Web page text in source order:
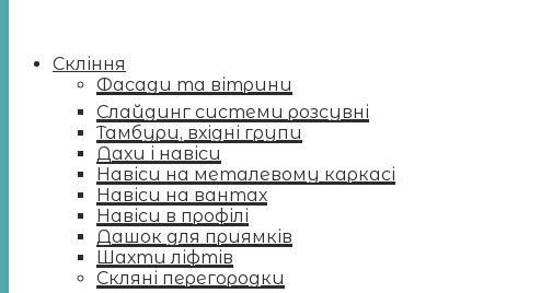
Скління
Фасади та вітрини
Слайдинг системи розсувні
Тамбури, вхідні групи
Дахи і навіси
Навіси на металевому каркасі
Навіси на вантах
Навіси в профілі
Дашок для приямків
Шахти ліфтів
Скляні перегородки